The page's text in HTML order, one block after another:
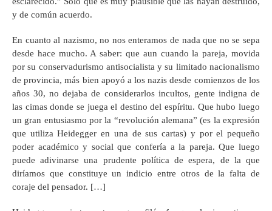
y de común acuerdo.
En cuanto al nazismo, no nos enteramos de nada que no se sepa
desde hace mucho. A saber: que aun cuando la pareja, movida
por su conservadurismo antisocialista y su limitado nacionalismo
de provincia, más bien apoyó a los nazis desde comienzos de los
años 30, no dejaba de considerarlos incultos, gente indigna de
las cimas donde se juega el destino del espíritu. Que hubo luego
un gran entusiasmo por la “revolución alemana” (es la expresión
que utiliza Heidegger en una de sus cartas) y por el pequeño
poder académico y social que confería a la pareja. Que luego
puede adivinarse una prudente política de espera, de la que
diríamos que constituye un indicio entre otros de la falta de
coraje del pensador. […]